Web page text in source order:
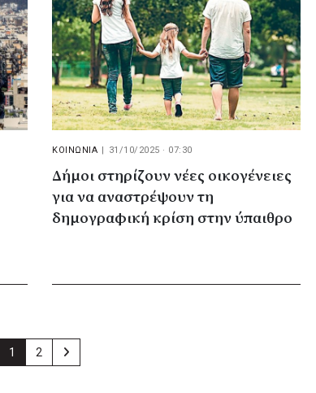
ΚΟΙΝΩΝΙΑ | 31/10/2025 · 07:30
Δήμοι στηρίζουν νέες οικογένειες
για να αναστρέψουν τη
δημογραφική κρίση στην ύπαιθρο
1 2